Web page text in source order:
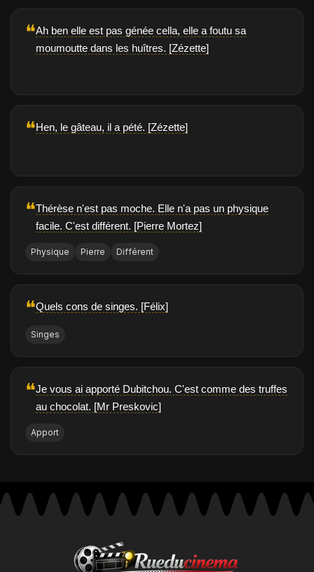
❝Ah ben elle est pas génée cella, elle a foutu sa
moumoutte dans les huîtres. [Zézette]
❝Hen, le gâteau, il a pété. [Zézette]
❝Thérèse n'est pas moche. Elle n'a pas un physique
facile. C'est différent. [Pierre Mortez]
Physique Pierre Différent
❝Quels cons de singes. [Félix]
Singes
❝Je vous ai apporté Dubitchou. C'est comme des truffes
au chocolat. [Mr Preskovic]
Apport